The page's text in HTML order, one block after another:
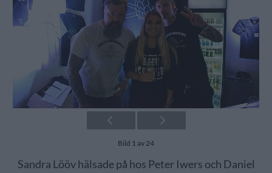
Bild 1 av 24
Sandra Lööv hälsade på hos Peter Iwers och Daniel